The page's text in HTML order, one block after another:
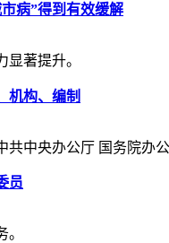
病”得到有效缓解
著提升。
机构、编制
共中央办公厅 国务院办
员